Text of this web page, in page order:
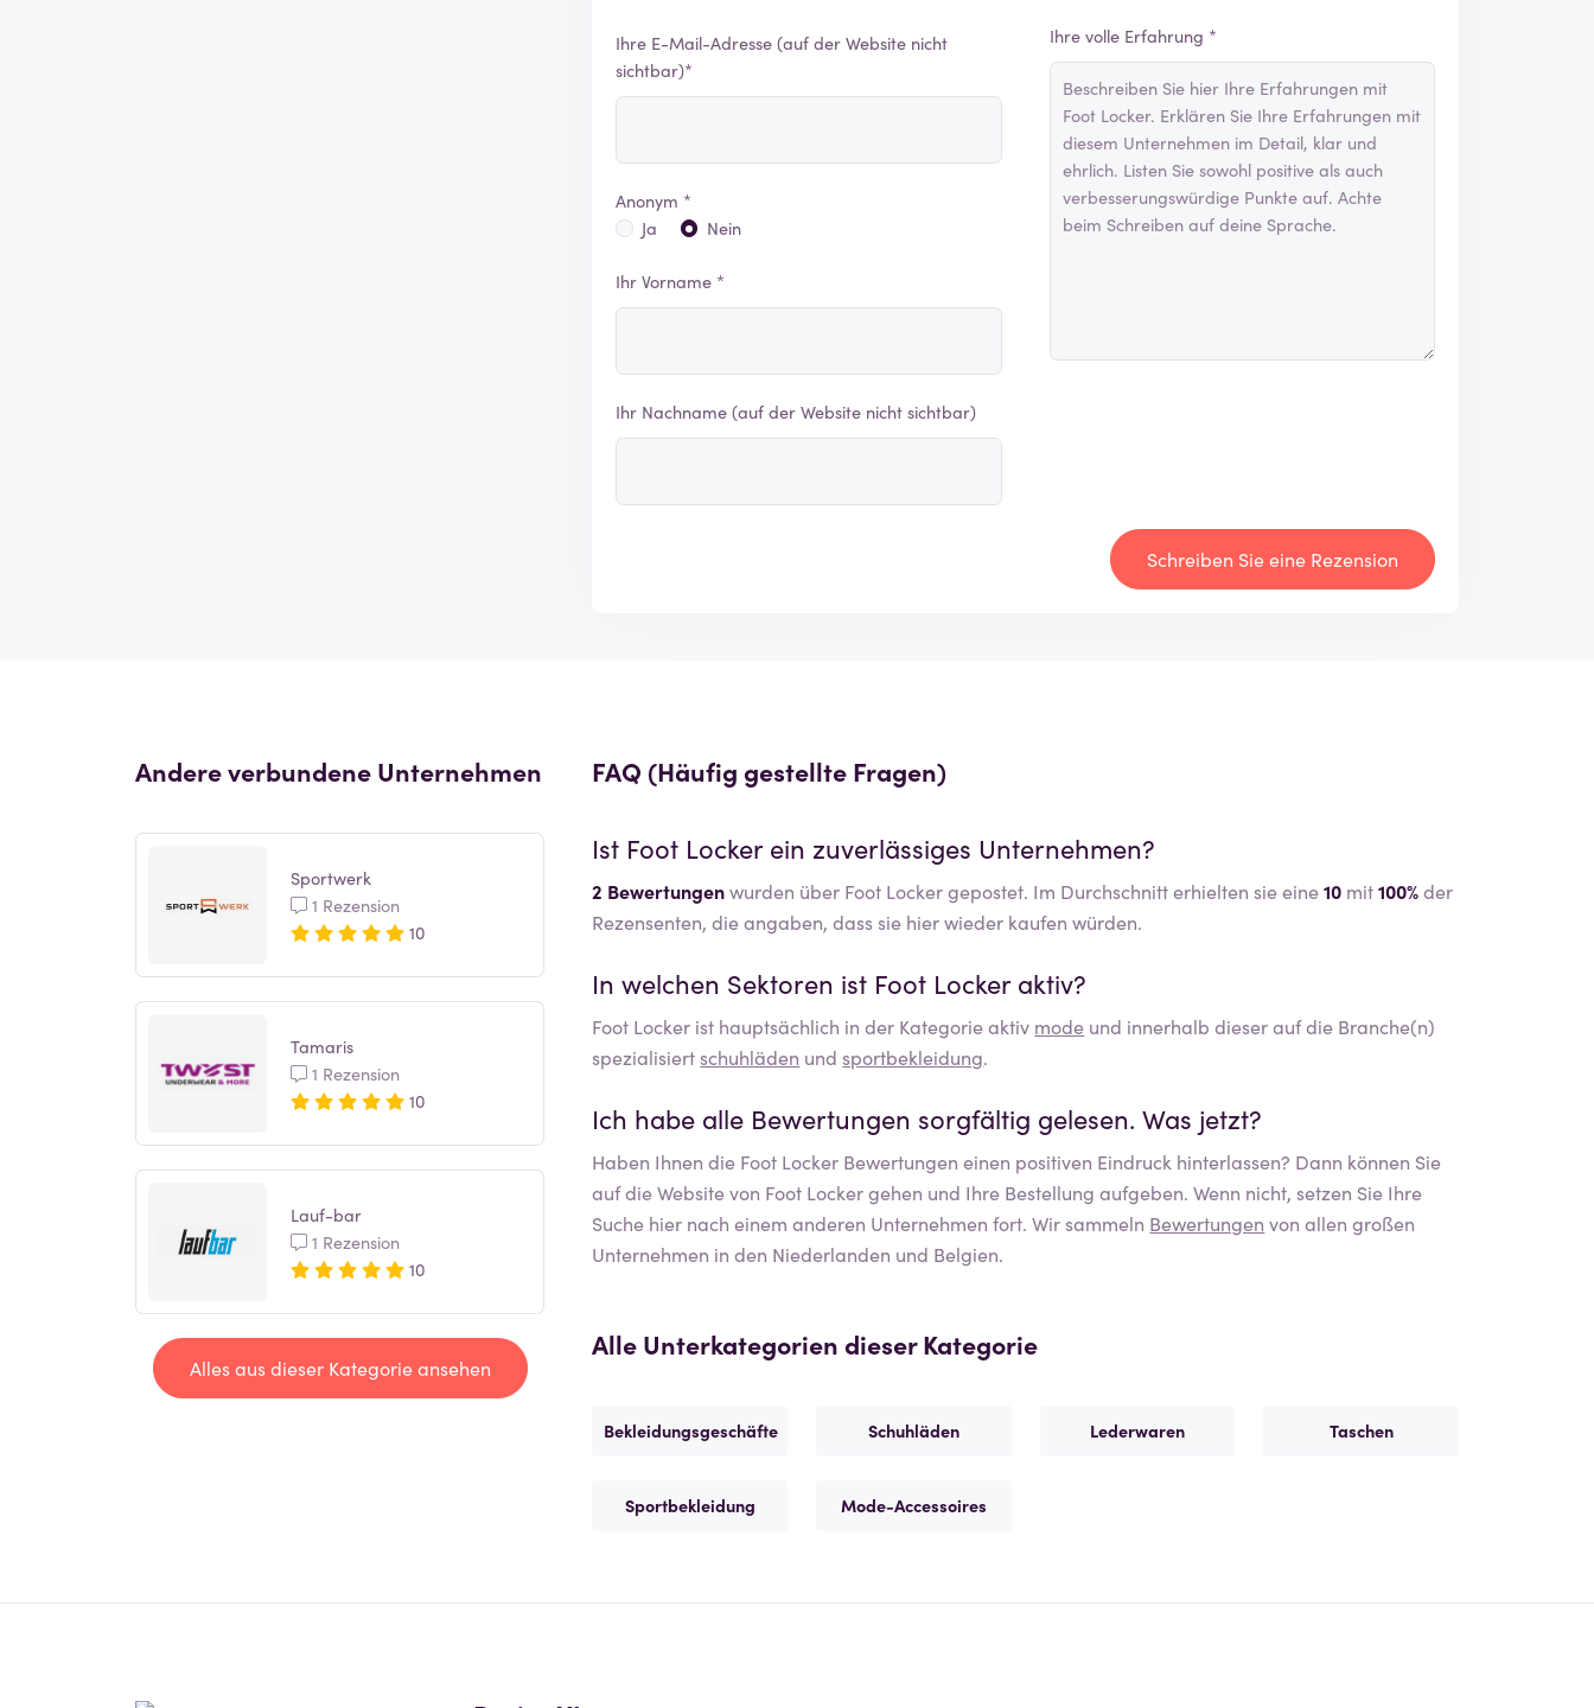
Ihre E-Mail-Adresse (auf der Website nicht
sichtbar)*
Anonym *
Ja
Nein
Ihr Vorname *
Ihr Nachname (auf der Website nicht sichtbar)
Ihre volle Erfahrung *
Schreiben Sie eine Rezension
Andere verbundene Unternehmen
Sportwerk
1 Rezension
10
Tamaris
1 Rezension
10
Lauf-bar
1 Rezension
10
Alles aus dieser Kategorie ansehen
FAQ (Häufig gestellte Fragen)
Ist Foot Lockerein zuverlässiges Unternehmen?
2 Bewertungenwurden über Foot Locker gepostet. Im Durchschnitt erhielten sie eine10 mit100%der
Rezensenten, die angaben, dass sie hier wieder kaufen würden.
In welchen Sektoren ist Foot Lockeraktiv?
Foot Locker ist hauptsächlich in der Kategorie aktiv mode und innerhalb dieser auf die Branche(n)
spezialisiert schuhläden und sportbekleidung.
Ich habe alle Bewertungen sorgfältig gelesen. Was jetzt?
Haben Ihnen die Foot Locker Bewertungen einen positiven Eindruck hinterlassen? Dann können Sie
auf die Website von Foot Lockergehen und Ihre Bestellung aufgeben. Wenn nicht, setzen Sie Ihre
Suche hier nach einem anderen Unternehmen fort. Wir sammeln Bewertungen von allen großen
Unternehmen in den Niederlanden und Belgien.
Alle Unterkategorien dieser Kategorie
Bekleidungsgeschäfte Schuhläden Lederwaren Taschen
Sportbekleidung Mode-Accessoires